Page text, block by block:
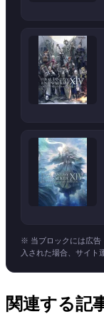
※ 当ブロックには広告
入された場合、サイト
関連する記